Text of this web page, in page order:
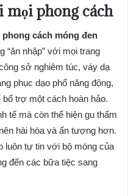
mọi phong cách
phong cách móng đen
“ăn nhập” với mọi trang
sở nghiêm túc, váy dạ
phục dạo phố năng động,
bổ trợ một cách hoàn hảo.
tế mà còn thể hiện gu thẩm
hài hòa và ấn tượng hơn.
luôn tự tin với bộ móng của
đến các bữa tiệc sang